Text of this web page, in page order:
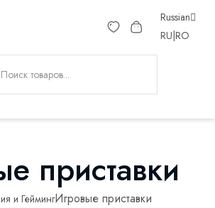
Russian
RU RO
приставки
и ГеймингИгровые приставки